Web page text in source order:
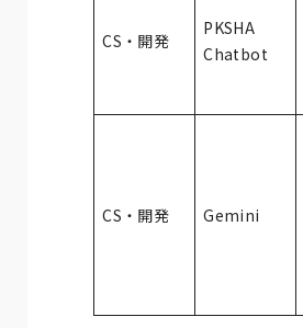
CS・開発
PKSHA
Chatbot
CS・開発 Gemini